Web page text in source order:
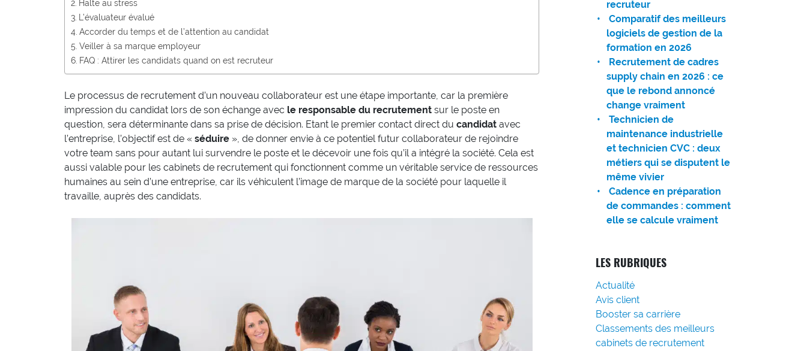
Halte au stress
L’évaluateur évalué
Accorder du temps et de l’attention au candidat
Veiller à sa marque employeur
FAQ : Attirer les candidats quand on est recruteur
Le processus de recrutement d’un nouveau collaborateur est une étape importante, car la première
impression du candidat lors de son échange avec le responsable du recrutement sur le poste en
question, sera déterminante dans sa prise de décision. Etant le premier contact direct du candidat avec
l’entreprise, l’objectif est de « séduire », de donner envie à ce potentiel futur collaborateur de rejoindre
votre team sans pour autant lui survendre le poste et le décevoir une fois qu’il a intégré la société. Cela est
aussi valable pour les cabinets de recrutement qui fonctionnent comme un véritable service de ressources
humaines au sein d’une entreprise, car ils véhiculent l’image de marque de la société pour laquelle il
travaille, auprès des candidats.
recruteur
Comparatif des meilleurs
logiciels de gestion de la
formation en 2026
Recrutement de cadres
supply chain en 2026 : ce
que le rebond annoncé
change vraiment
Technicien de
maintenance industrielle
et technicien CVC : deux
métiers qui se disputent le
même vivier
Cadence en préparation
de commandes : comment
elle se calcule vraiment
LES RUBRIQUES
Actualité
Avis client
Booster sa carrière
Classements des meilleurs
cabinets de recrutement